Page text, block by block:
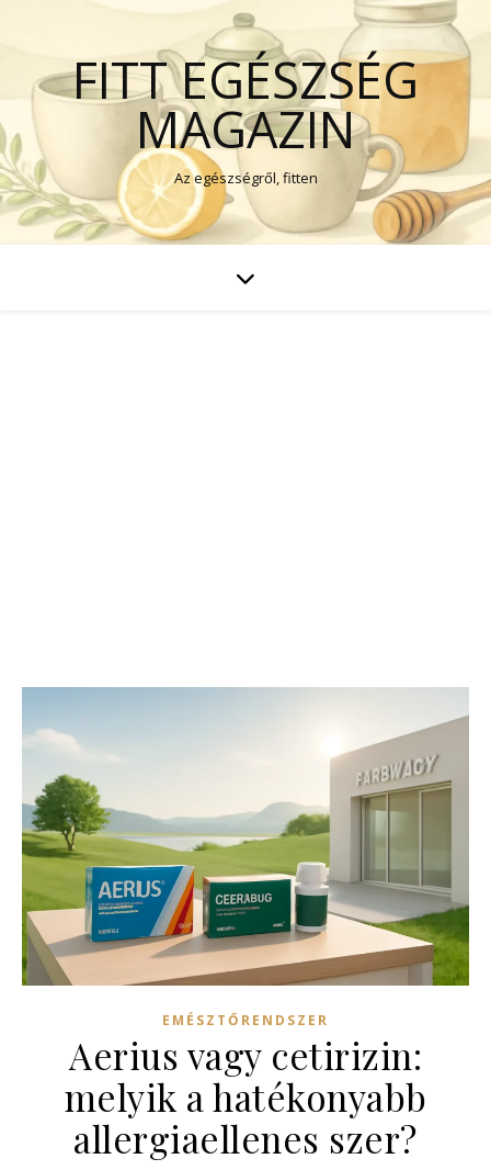
FITT EGÉSZSÉG
MAGAZIN
Az egészségről, fitten
EMÉSZTŐRENDSZER
Aerius vagy cetirizin:
melyik a hatékonyabb
allergiaellenes szer?